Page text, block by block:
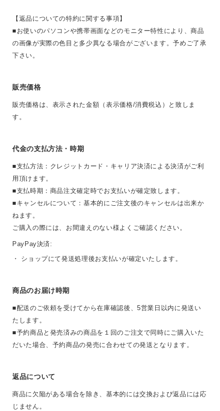
【返品についての特約に関する事項】
■お使いのパソコンや携帯画面などのモニター特性により、商品
の画像が実際の色目と多少異なる場合がございます。予めご了承
下さい。
販売価格
販売価格は、表示された金額（表示価格/消費税込）と致しま
す。
代金の支払方法・時期
■支払方法：クレジットカード・キャリア決済による決済がご利
用頂けます。
■支払時期：商品注文確定時でお支払いが確定致します。
■キャンセルについて：基本的にご注文後のキャンセルは出来か
ねます。
ご購入の際には、お間違えのない様よくご確認ください。
PayPay決済:
・ ショップにて発送処理後お支払いが確定いたします。
商品のお届け時期
■配送のご依頼を受けてから在庫確認後、5営業日以内に発送い
たします。
■予約商品と発売済みの商品を１回のご注文で同時にご購入いた
だいた場合、予約商品の発売に合わせての発送となります。
返品について
商品に欠陥がある場合を除き、基本的には交換および返品には応
じません。